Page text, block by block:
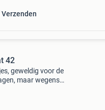
42
geweldig voor de
maar wegens